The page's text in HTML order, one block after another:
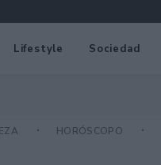
Lifestyle Sociedad
HORÓSCOPO